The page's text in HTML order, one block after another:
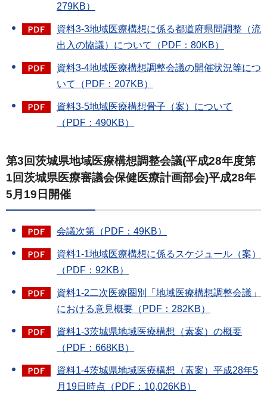
279KB）
資料3-3地域医療構想に係る都道府県間調整（流
出入の協議）について（PDF：80KB）
資料3-4地域医療構想調整会議の開催状況等につ
いて（PDF：207KB）
資料3-5地域医療構想骨子（案）について
（PDF：490KB）
第3回茨城県地域医療構想調整会議(平成28年度第
1回茨城県医療審議会保健医療計画部会)平成28年
5月19日開催
会議次第（PDF：49KB）
資料1-1地域医療構想に係るスケジュール（案）
（PDF：92KB）
資料1-2二次医療圏別「地域医療構想調整会議」
における意見概要（PDF：282KB）
資料1-3茨城県地域医療構想（素案）の概要
（PDF：668KB）
資料1-4茨城県地域医療構想（素案）平成28年5
月19日時点（PDF：10,026KB）